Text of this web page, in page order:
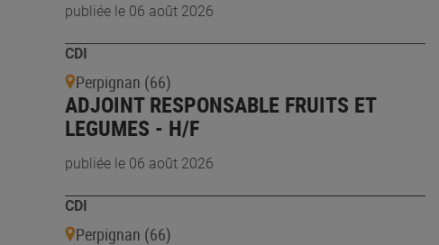
publiée le 06 août 2026
CDI
Perpignan (66)
ADJOINT RESPONSABLE FRUITS ET
LEGUMES - H/F
publiée le 06 août 2026
CDI
Perpignan (66)